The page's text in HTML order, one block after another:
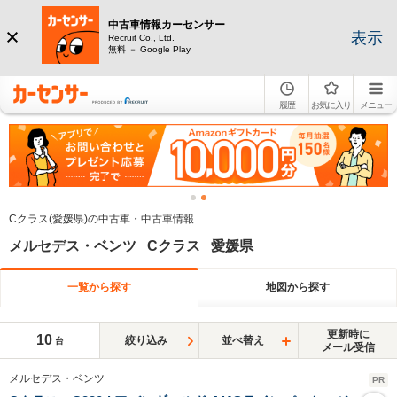
中古車情報カーセンサー
Recruit Co., Ltd.
無料 － Google Play
表示
履歴 お気に入り メニュー
Cクラス(愛媛県)の中古車・中古車情報
メルセデス・ベンツ Cクラス 愛媛県
一覧から探す 地図から探す
10 台 絞り込み 並べ替え
更新時に
メール受信
メルセデス・ベンツ PR